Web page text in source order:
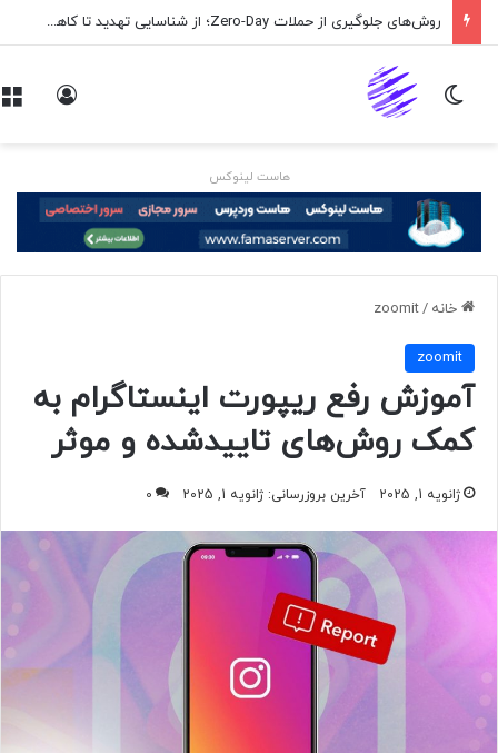
روش‌های جلوگیری از حملات Zero-Day؛ از شناسایی تهدید تا کاهش ریسک
تغییر پوسته
هاست لینوکس
خانه /
zoomit
zoomit
آموزش رفع ریپورت اینستاگرام به
کمک روش‌های تاییدشده و موثر
ژانویه 1, 2025 آخرین بروزرسانی: ژانویه 1, 2025 0